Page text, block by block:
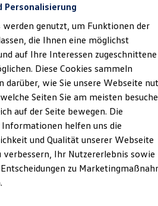
für Gebrauchtwagen
Gebrauchtwagen
& Garantien
für Nutzfahrzeuge
auf dieser Seite ist die Autohaus
& Rechtliches)
Radeburg
07:00-18:00 Uhr
Personalisierung
werden genutzt, um Funktionen der
die Ihnen eine möglichst
auf Ihre Interessen zugeschnittene
Diese Cookies sammeln
darüber, wie Sie unsere Webseite
Seiten Sie am meisten
auf der Seite bewegen. Die
helfen uns die
und Qualität unserer Webseite
Ihr Nutzererlebnis sowie
zu